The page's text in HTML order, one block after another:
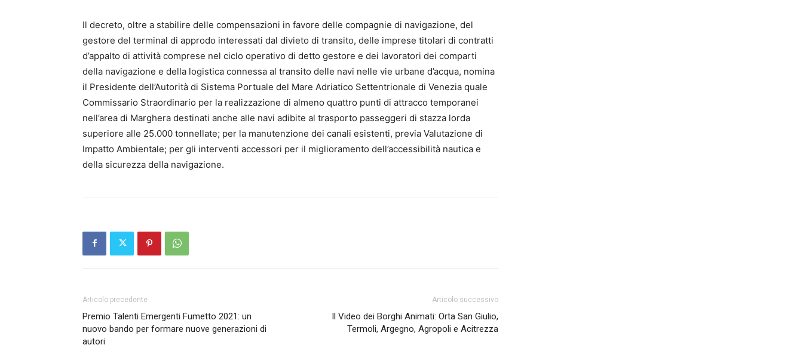
Il decreto, oltre a stabilire delle compensazioni in favore delle compagnie di navigazione, del
gestore del terminal di approdo interessati dal divieto di transito, delle imprese titolari di contratti
d’appalto di attività comprese nel ciclo operativo di detto gestore e dei lavoratori dei comparti
della navigazione e della logistica connessa al transito delle navi nelle vie urbane d’acqua, nomina
il Presidente dell’Autorità di Sistema Portuale del Mare Adriatico Settentrionale di Venezia quale
Commissario Straordinario per la realizzazione di almeno quattro punti di attracco temporanei
nell’area di Marghera destinati anche alle navi adibite al trasporto passeggeri di stazza lorda
superiore alle 25.000 tonnellate; per la manutenzione dei canali esistenti, previa Valutazione di
Impatto Ambientale; per gli interventi accessori per il miglioramento dell’accessibilità nautica e
della sicurezza della navigazione.
Articolo precedente
Premio Talenti Emergenti Fumetto 2021: un
nuovo bando per formare nuove generazioni di
autori
Articolo successivo
Il Video dei Borghi Animati: Orta San Giulio,
Termoli, Argegno, Agropoli e Acitrezza